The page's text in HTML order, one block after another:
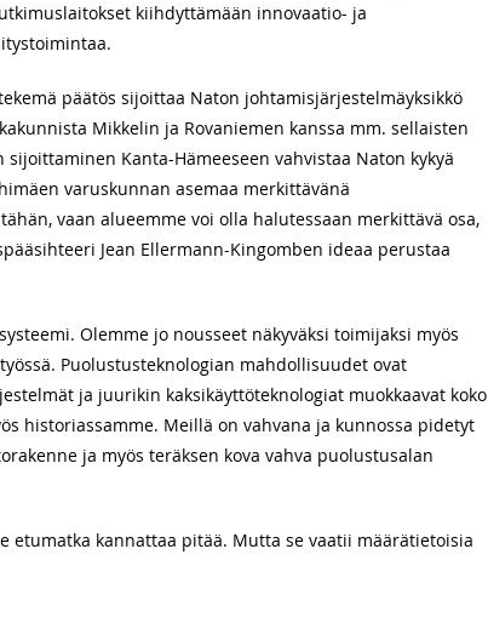
kiihdyttämään innovaatio- ja
päätös sijoittaa Naton johtamisjärjestelmäyksikkö
Mikkelin ja Rovaniemen kanssa mm. sellaisten
Kanta-Hämeeseen vahvistaa Naton kykyä
varuskunnan asemaa merkittävänä
vaan alueemme voi olla halutessaan merkittävä osa,
Jean Ellermann-Kingomben ideaa perustaa
Olemme jo nousseet näkyväksi toimijaksi myös
Puolustusteknologian mahdollisuudet ovat
ja juurikin kaksikäyttöteknologiat muokkaavat koko
historiassamme. Meillä on vahvana ja kunnossa pidetyt
ja myös teräksen kova vahva puolustusalan
etumatka kannattaa pitää. Mutta se vaatii määrätietoisia